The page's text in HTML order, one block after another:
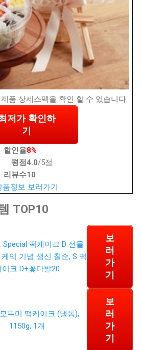
품 상세스펙을 확인 할 수 있습니다.
저가 확인하
기
할인율8%
평점4.0/5점
리뷰수10
품정보 보러가기
TOP10
Special 떡케이크 D 선물
익 기념 생신 칠순, S 떡
이크 D+꽃다발20
보
러
가
기
두미 떡케이크 (냉동),
1150g, 1개
보
러
가
기